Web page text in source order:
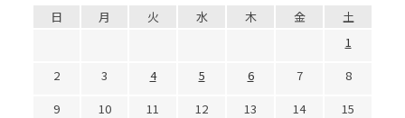
日 月 火 水 木 金
土
1
2
3 4 5 6 7
8
9
10 11 12 13 14
15